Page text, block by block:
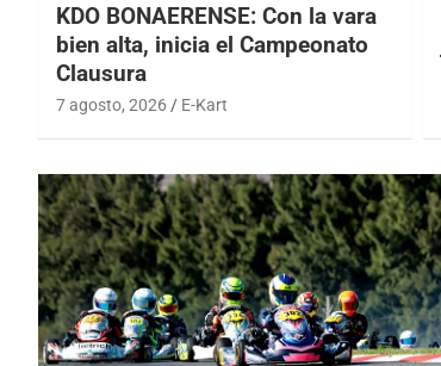
KDO BONAERENSE: Con la vara
bien alta, inicia el Campeonato
Clausura
7 agosto, 2026 E-Kart